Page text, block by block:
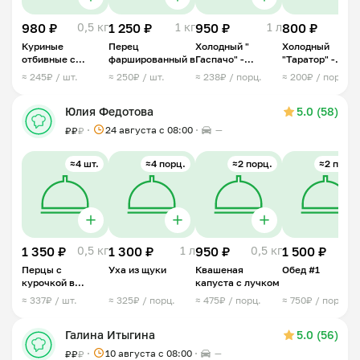
980 ₽ 0,5 кг
Куриные
отбивные с
ананасом под
≈ 245₽ / шт.
1 250 ₽ 1 кг
Перец
фаршированный в
≈ 250₽ / шт.
950 ₽ 1 л
Холодный "
Гаспачо" -
овощной суп
≈ 238₽ / порц.
800 ₽
Холодный
"Таратор" -
болгарский суп
≈ 200₽ / порц.
Юлия Федотова 5.0 (58)
₽₽₽ 24 августа с 08:00 —
≈4 шт.
1 350 ₽ 0,5 кг
Перцы с
курочкой в
сливках
≈ 337₽ / шт.
≈4 порц.
1 300 ₽ 1 л
Уха из щуки
≈ 325₽ / порц.
≈2 порц.
950 ₽ 0,5 кг
Квашеная
капуста с лучком
≈ 475₽ / порц.
≈2 порц.
1 500 ₽
Обед #1
≈ 750₽ / порц.
Галина Итыгина 5.0 (56)
₽₽₽ 10 августа с 08:00 —